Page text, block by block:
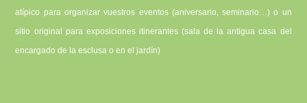
atípico para organizar vuestros eventos (aniversario, seminario…) o un
sitio original para exposiciones itinerantes (sala de la antigua casa del
encargado de la esclusa o en el jardín)